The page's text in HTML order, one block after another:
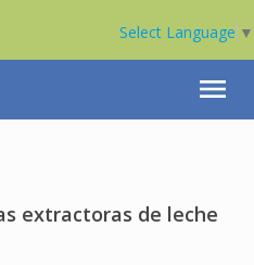
Select Language ▼
menu
extractoras de leche